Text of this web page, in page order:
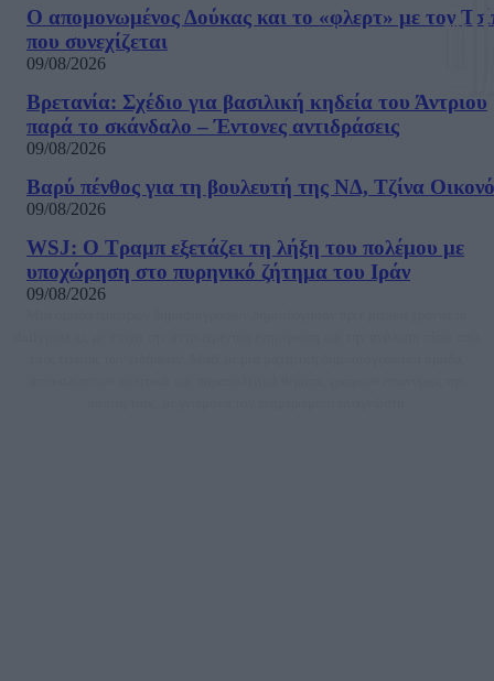
Ο απομονωμένος Δούκας και το «φλερτ» με τον
που συνεχίζεται
09/08/2026
Βρετανία: Σχέδιο για βασιλική κηδεία του Άντριου
παρά το σκάνδαλο – Έντονες αντιδράσεις
09/08/2026
Βαρύ πένθος για τη βουλευτή της ΝΔ, Τζίνα
09/08/2026
WSJ: Ο Τραμπ εξετάζει τη λήξη του πολέμου με
υποχώρηση στο πυρηνικό ζήτημα του Ιράν
09/08/2026